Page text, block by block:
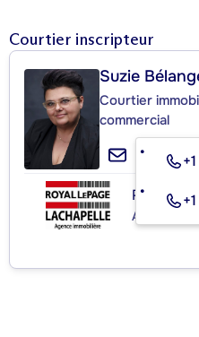
Courtier inscripteur
Suzie
Courtier
commercial
ROYAL
Agence